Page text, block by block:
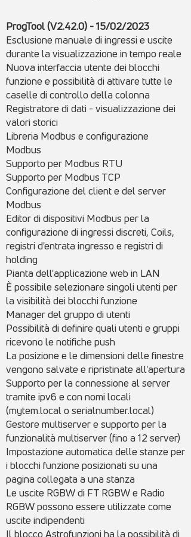
ProgTool (V2.42.0) - 15/02/2023
Esclusione manuale di ingressi e uscite
durante la visualizzazione in tempo reale
Nuova interfaccia utente dei blocchi
funzione e possibilità di attivare tutte le
caselle di controllo della colonna
Registratore di dati - visualizzazione dei
valori storici
Libreria Modbus e configurazione
Modbus
Supporto per Modbus RTU
Supporto per Modbus TCP
Configurazione del client e del server
Modbus
Editor di dispositivi Modbus per la
configurazione di ingressi discreti, Coils,
registri d'entrata ingresso e registri di
holding
Pianta dell'applicazione web in LAN
È possibile selezionare singoli utenti per
la visibilità dei blocchi funzione
Manager del gruppo di utenti
Possibilità di definire quali utenti e gruppi
ricevono le notifiche push
La posizione e le dimensioni delle finestre
vengono salvate e ripristinate all'apertura
Supporto per la connessione al server
tramite ipv6 e con nomi locali
(mytem.local o serialnumber.local)
Gestore multiserver e supporto per la
funzionalità multiserver (fino a 12 server)
Impostazione automatica delle stanze per
i blocchi funzione posizionati su una
pagina collegata a una stanza
Le uscite RGBW di FT RGBW e Radio
RGBW possono essere utilizzate come
uscite indipendenti
Il blocco Astrofunzioni ha la possibilità di